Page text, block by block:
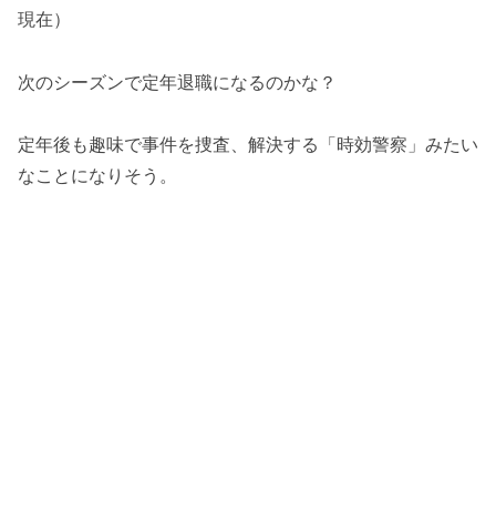
現在）
次のシーズンで定年退職になるのかな？
定年後も趣味で事件を捜査、解決する「時効警察」みたい
なことになりそう。